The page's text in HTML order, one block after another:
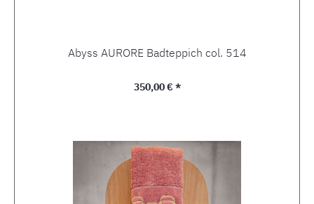
Abyss AURORE Badteppich col. 514
Regulärer Preis:
350,00 € *